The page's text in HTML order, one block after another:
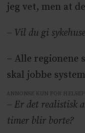
jeg vet, men at
– Vil du gi
– Alle regionene
skal jobbe
ANNONSE KUN FOR
– Er det realistisk
timer blir borte?